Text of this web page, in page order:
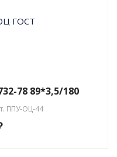
78 89*3,5/180
ППУ-ОЦ-44